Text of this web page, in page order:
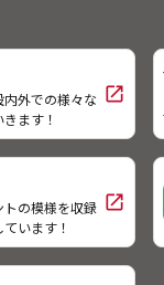
外での様々な
ます！
open_in_new
の模様を収録
います！
open_in_new